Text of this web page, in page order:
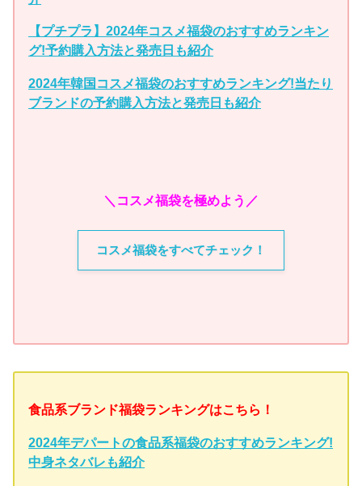
【プチプラ】2024年コスメ福袋のおすすめランキン
グ!予約購入方法と発売日も紹介
2024年韓国コスメ福袋のおすすめランキング!当たり
ブランドの予約購入方法と発売日も紹介
＼コスメ福袋を極めよう／
コスメ福袋をすべてチェック！
食品系ブランド福袋ランキングはこちら！
2024年デパートの食品系福袋のおすすめランキング!
中身ネタバレも紹介